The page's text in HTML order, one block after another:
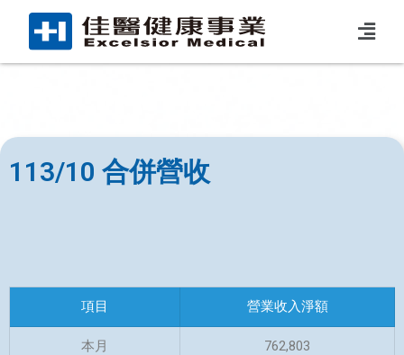
113/10 合併營收
項目 營業收入淨額
本月 762,803